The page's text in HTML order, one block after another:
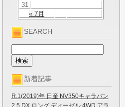
« 7月
31
SEARCH
新着記事
R.1(2019)年 日産 NV350キャラバン
2.5 DX ロング ディーゼル 4WD アラ